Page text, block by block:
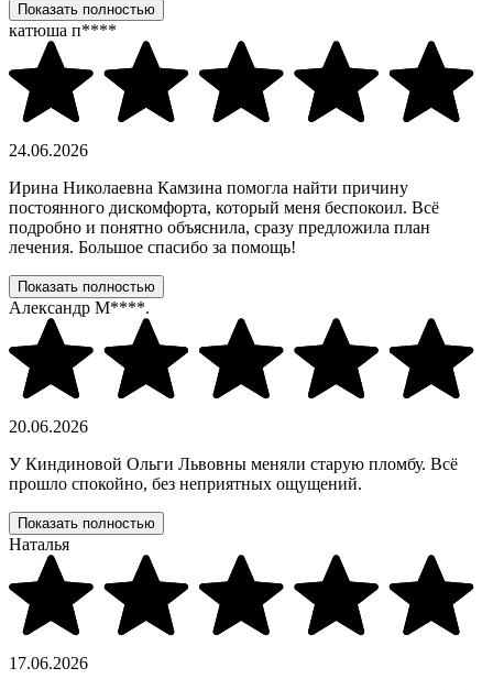
Показать полностью
катюша п****
24.06.2026
Ирина Николаевна Камзина помогла найти причину
постоянного дискомфорта, который меня беспокоил. Всё
подробно и понятно объяснила, сразу предложила план
лечения. Большое спасибо за помощь!
Показать полностью
Александр М****.
20.06.2026
У Киндиновой Ольги Львовны меняли старую пломбу. Всё
прошло спокойно, без неприятных ощущений.
Показать полностью
Наталья
17.06.2026